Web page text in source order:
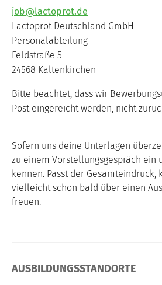
job@lactoprot.de
Lactoprot Deutschland GmbH
Personalabteilung
Feldstraße 5
24568 Kaltenkirchen
Bitte beachtet, dass wir
Post eingereicht werden, nicht
Sofern uns deine Unterlagen
zu einem Vorstellungsgespräch ein
kennen. Passt der Gesamteindruck,
vielleicht schon bald über einen
freuen.
AUSBILDUNGSSTANDORTE